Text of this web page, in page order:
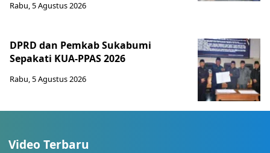
Rabu, 5 Agustus 2026
DPRD dan Pemkab Sukabumi
Sepakati KUA-PPAS 2026
Rabu, 5 Agustus 2026
Video Terbaru